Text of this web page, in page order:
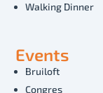
Walking Dinner
Events
Bruiloft
Congres